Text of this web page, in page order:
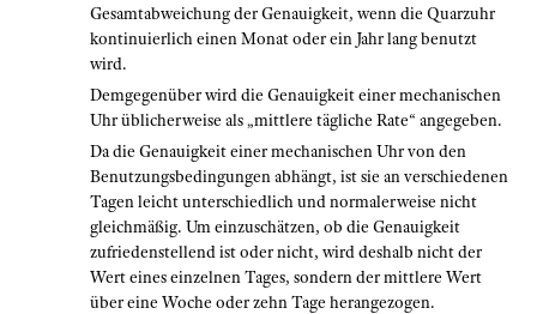
Gesamtabweichung der Genauigkeit, wenn die Quarzuhr
kontinuierlich einen Monat oder ein Jahr lang benutzt
wird.
Demgegenüber wird die Genauigkeit einer mechanischen
Uhr üblicherweise als „mittlere tägliche Rate“ angegeben.
Da die Genauigkeit einer mechanischen Uhr von den
Benutzungsbedingungen abhängt, ist sie an verschiedenen
Tagen leicht unterschiedlich und normalerweise nicht
gleichmäßig. Um einzuschätzen, ob die Genauigkeit
zufriedenstellend ist oder nicht, wird deshalb nicht der
Wert eines einzelnen Tages, sondern der mittlere Wert
über eine Woche oder zehn Tage herangezogen.